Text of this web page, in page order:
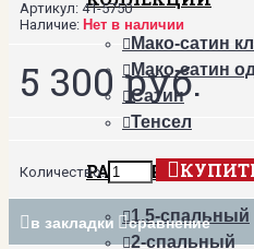
Мако-сатин
Мако-сатин
Сатин
Тенсел
РАЗМЕРЫ
1,5-спальный
2-спальный
Артикул: 41-5750
Наличие: Нет в наличии
5 300 руб.
Количество:
в закладки сравнение